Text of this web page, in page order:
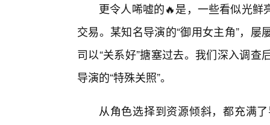
更令人唏嘘的🔥是，一些看似光
交易。某知名导演的“御用女主角”，
司以“关系好”搪塞过去。我们深入调
导演的“特殊关照”。
从角色选择到资源倾斜，都充满